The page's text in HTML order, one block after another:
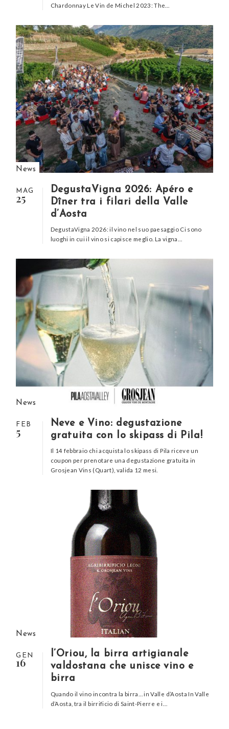
Chardonnay Le Vin de Michel 2023: The…
News
MAG
25
DegustaVigna 2026: Apéro e
Dîner tra i filari della Valle
d’Aosta
DegustaVigna 2026: il vino nel suo paesaggio Ci sono
luoghi in cui il vino si capisce meglio. La vigna…
News
FEB
5
Neve e Vino: degustazione
gratuita con lo skipass di Pila!
Il 14 febbraio chi acquista lo skipass di Pila riceve un
coupon per prenotare una degustazione gratuita in
Grosjean Vins (Quart), valida 12 mesi.
News
GEN
16
l’Oriou, la birra artigianale
valdostana che unisce vino e
birra
Quando il vino incontra la birra… in Valle d’Aosta In Valle
d’Aosta, tra il birrificio di Saint-Pierre e i…